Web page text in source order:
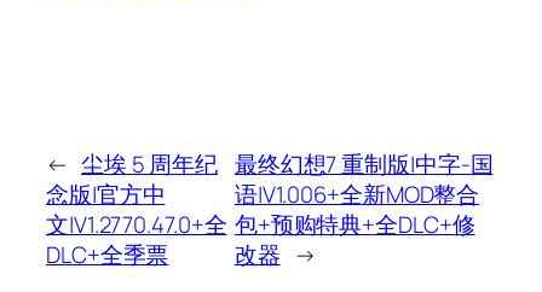
← 尘埃 5 周年纪
念版|官方中
文|V1.2770.47.0+全
DLC+全季票
最终幻想7 重制版|中字-国
语|V1.006+全新MOD整合
包+预购特典+全DLC+修
改器 →